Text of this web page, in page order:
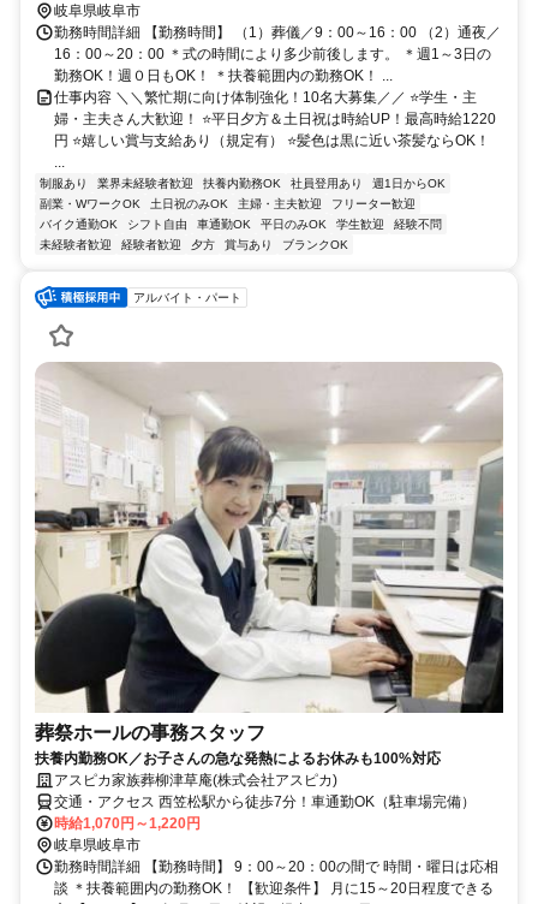
岐阜県岐阜市
勤務時間詳細 【勤務時間】 （1）葬儀／9：00～16：00 （2）通夜／
16：00～20：00 ＊式の時間により多少前後します。 ＊週1～3日の
勤務OK！週０日もOK！ ＊扶養範囲内の勤務OK！ ...
仕事内容 ＼＼繁忙期に向け体制強化！10名大募集／／ ⭐学生・主
婦・主夫さん大歓迎！ ⭐平日夕方＆土日祝は時給UP！最高時給1220
円 ⭐嬉しい賞与支給あり（規定有） ⭐髪色は黒に近い茶髪ならOK！
制服あり 業界未経験者歓迎 扶養内勤務OK 社員登用あり
週1日からOK
副業・WワークOK
土日祝のみOK 主婦・主夫歓迎
フリーター歓迎
バイク通勤OK
シフト自由 車通勤OK 平日のみOK 学生歓迎
経験不問
未経験者歓迎
経験者歓迎 夕方 賞与あり ブランクOK
アルバイト・パート
葬祭ホールの事務スタッフ
扶養内勤務OK／お子さんの急な発熱によるお休みも100%対応
アスピカ家族葬柳津草庵(株式会社アスピカ)
交通・アクセス 西笠松駅から徒歩7分！車通勤OK（駐車場完備）
時給1,070円～1,220円
岐阜県岐阜市
勤務時間詳細 【勤務時間】 9：00～20：00の間で 時間・曜日は応相
談 ＊扶養範囲内の勤務OK！ 【歓迎条件】 月に15～20日程度できる